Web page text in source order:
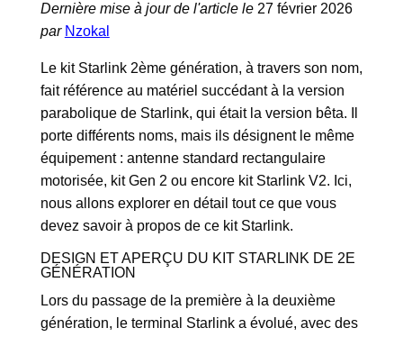
Dernière mise à jour de l'article le 27 février 2026
par Nzokal
Le kit Starlink 2ème génération, à travers son nom,
fait référence au matériel succédant à la version
parabolique de Starlink, qui était la version bêta. Il
porte différents noms, mais ils désignent le même
équipement : antenne standard rectangulaire
motorisée, kit Gen 2 ou encore kit Starlink V2. Ici,
nous allons explorer en détail tout ce que vous
devez savoir à propos de ce kit Starlink.
DESIGN ET APERÇU DU KIT STARLINK DE 2E
GÉNÉRATION
Lors du passage de la première à la deuxième
génération, le terminal Starlink a évolué, avec des